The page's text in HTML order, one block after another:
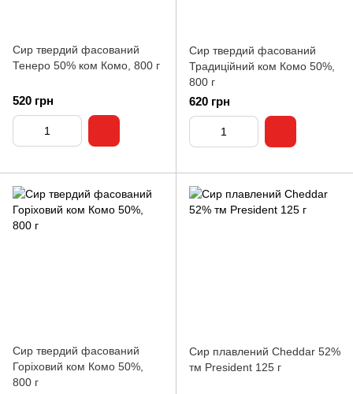
Сир твердий фасований
Тенеро 50% ком Комо, 800 г
520 грн
Сир твердий фасований
Традиційний ком Комо 50%,
800 г
620 грн
Сир твердий фасований
Горіховий ком Комо 50%,
800 г
Сир плавлений Cheddar 52%
тм President 125 г